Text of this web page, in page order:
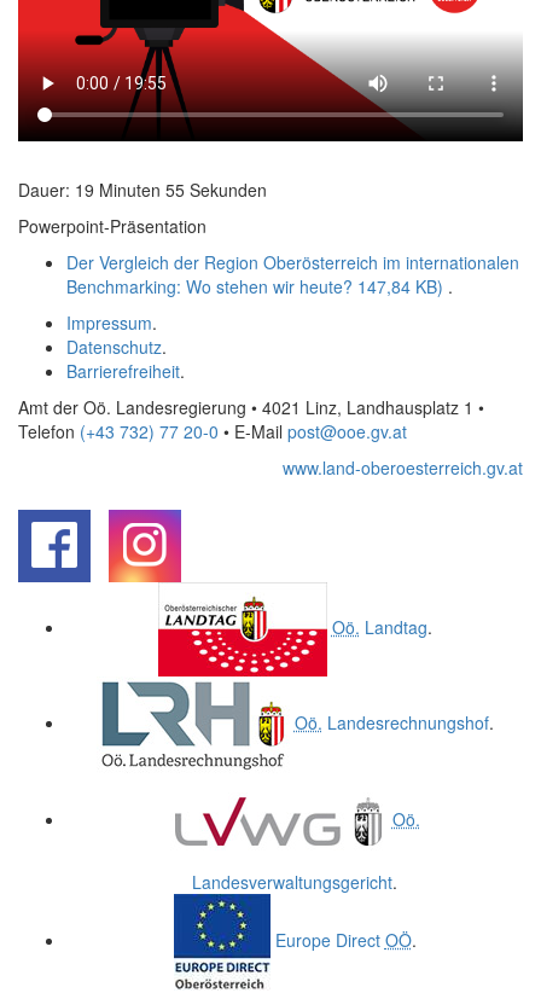
Dauer: 19 Minuten 55 Sekunden
Powerpoint-Präsentation
Der Vergleich der Region Oberösterreich im internationalen
Benchmarking: Wo stehen wir heute? 147,84 KB) .
Impressum.
Datenschutz.
Barrierefreiheit.
Amt der Oö. Landesregierung • 4021 Linz, Landhausplatz 1 •
Telefon (+43 732) 77 20-0 • E-Mail post@ooe.gv.at
www.land-oberoesterreich.gv.at
Oö. Landtag.
Oö. Landesrechnungshof.
Oö.
Landesverwaltungsgericht.
Europe Direct OÖ.